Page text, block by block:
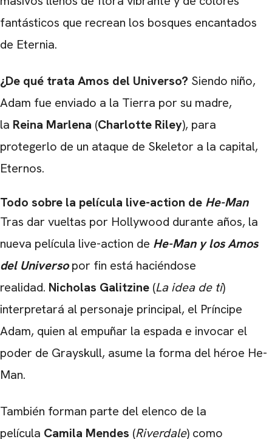
fantásticos que recrean los bosques encantados
de Eternia.
¿De qué trata Amos del Universo? Siendo niño,
Adam fue enviado a la Tierra por su madre,
la Reina Marlena (Charlotte Riley), para
protegerlo de un ataque de Skeletor a la capital,
Eternos.
Todo sobre la película live-action de He-Man
Tras dar vueltas por Hollywood durante años, la
nueva película live-action de He-Man y los Amos
del Universo por fin está haciéndose
realidad. Nicholas Galitzine (La idea de ti)
interpretará al personaje principal, el Príncipe
Adam, quien al empuñar la espada e invocar el
poder de Grayskull, asume la forma del héroe He-
Man.
También forman parte del elenco de la
película Camila Mendes (Riverdale) como